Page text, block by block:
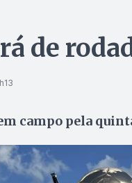
de
campo pela